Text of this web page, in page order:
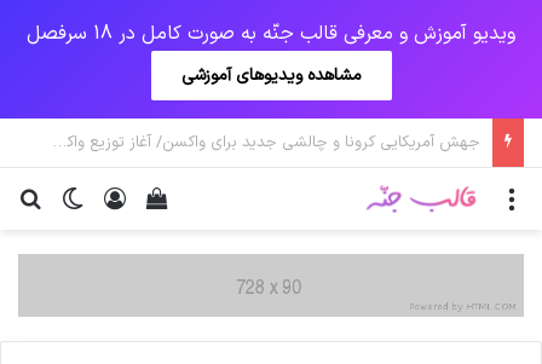
ویدیو آموزش و معرفی قالب جنّه به صورت کامل در 18 سرفصل
مشاهده ویدیوهای آموزشی
یک‌چهارم مرگ‌های روزانه کرونا در خوزستان / نگرانی از گسترش ویروس انگلیسی در تهران
تغییر ورود
دیدن سبد خرید منو